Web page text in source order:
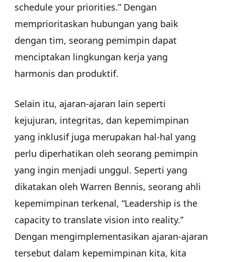
schedule your priorities.” Dengan
memprioritaskan hubungan yang baik
dengan tim, seorang pemimpin dapat
menciptakan lingkungan kerja yang
harmonis dan produktif.
Selain itu, ajaran-ajaran lain seperti
kejujuran, integritas, dan kepemimpinan
yang inklusif juga merupakan hal-hal yang
perlu diperhatikan oleh seorang pemimpin
yang ingin menjadi unggul. Seperti yang
dikatakan oleh Warren Bennis, seorang ahli
kepemimpinan terkenal, “Leadership is the
capacity to translate vision into reality.”
Dengan mengimplementasikan ajaran-ajaran
tersebut dalam kepemimpinan kita, kita